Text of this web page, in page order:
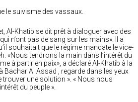
le suivisme des vassaux.
Al-Khatib se dit prêt à dialoguer avec des
n’ont pas de sang sur les mains». Il a
souhaitait que le régime mandate le vice-
«Nous tendrons la main dans l’intérêt du
à partir en paix», a déclaré Al-Khatib à la
Bachar Al Assad , regarde dans les yeux
trouver une solution ». « Nous nous
du peuple ».